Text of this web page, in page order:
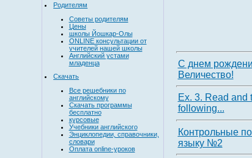
Родителям
Советы родителям
Цены
школы Йошкар-Олы
ONLINE консультации от
учителей нашей школы
Английский устами
младенца
Скачать
Все решебники по
английскому
Скачать программы
бесплатно
курсовые
Учебники английского
Энциклопедии, справочники,
словари
Оплата online-уроков
С днем
Величество!
Ex. 3. Read and
following...
Контрольные
языку №2